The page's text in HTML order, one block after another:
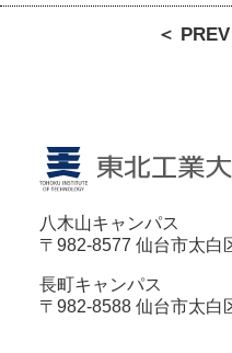
＜ PREV
八木山キャンパス
〒982-8577 仙台市太白
長町キャンパス
〒982-8588 仙台市太白